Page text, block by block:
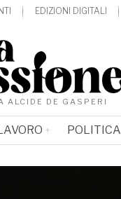
EDIZIONI DIGITALI
ALCIDE DE GASPERI
POLITICA